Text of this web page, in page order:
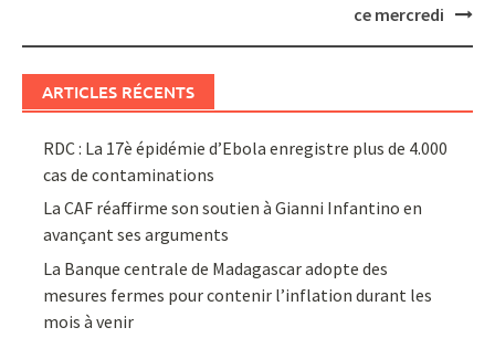
ce mercredi
ARTICLES RÉCENTS
RDC : La 17è épidémie d’Ebola enregistre plus de 4.000
cas de contaminations
La CAF réaffirme son soutien à Gianni Infantino en
avançant ses arguments
La Banque centrale de Madagascar adopte des
mesures fermes pour contenir l’inflation durant les
mois à venir